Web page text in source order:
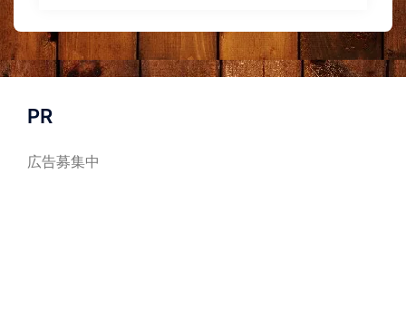
PR
広告募集中